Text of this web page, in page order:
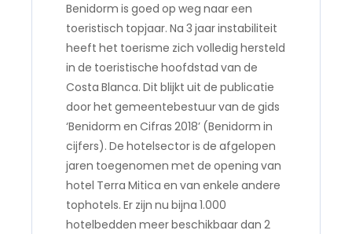
Benidorm is goed op weg naar een
toeristisch topjaar. Na 3 jaar instabiliteit
heeft het toerisme zich volledig hersteld
in de toeristische hoofdstad van de
Costa Blanca. Dit blijkt uit de publicatie
door het gemeentebestuur van de gids
‘Benidorm en Cifras 2018’ (Benidorm in
cijfers). De hotelsector is de afgelopen
jaren toegenomen met de opening van
hotel Terra Mitica en van enkele andere
tophotels. Er zijn nu bijna 1.000
hotelbedden meer beschikbaar dan 2